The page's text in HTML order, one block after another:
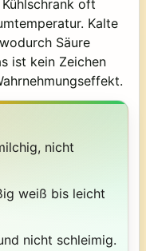
oft
Kalte
Säure
ist kein Zeichen
nicht
weiß bis leicht
nicht schleimig.